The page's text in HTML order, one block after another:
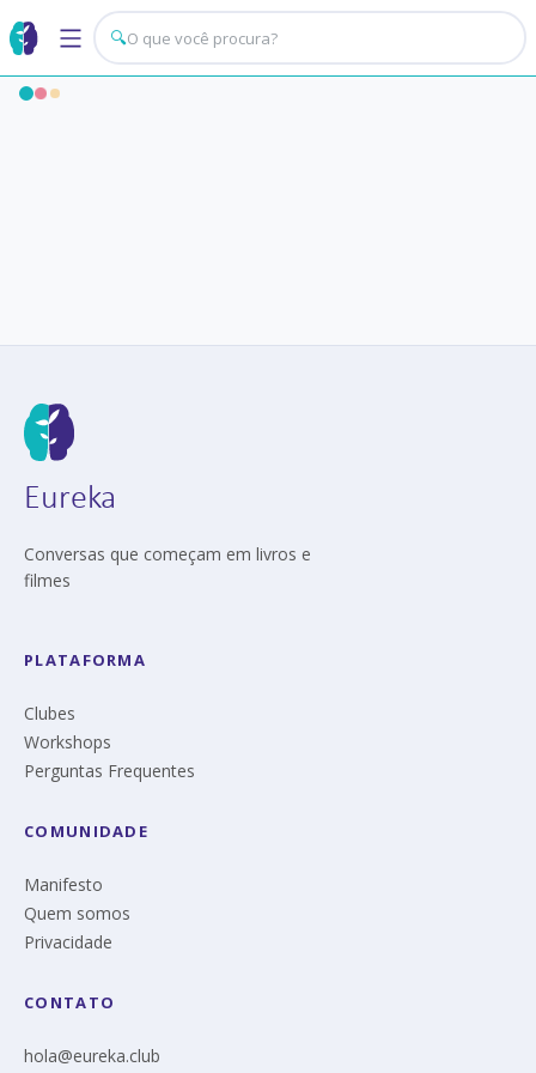
🔍
Eureka
Conversas que começam em livros e
filmes
PLATAFORMA
Clubes
Workshops
Perguntas Frequentes
COMUNIDADE
Manifesto
Quem somos
Privacidade
CONTATO
hola@eureka.club